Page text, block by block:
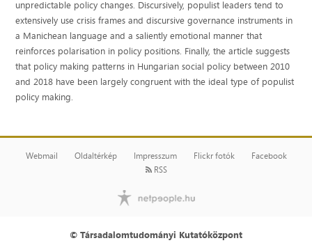
unpredictable policy changes. Discursively, populist leaders tend to
extensively use crisis frames and discursive governance instruments in
a Manichean language and a saliently emotional manner that
reinforces polarisation in policy positions. Finally, the article suggests
that policy making patterns in Hungarian social policy between 2010
and 2018 have been largely congruent with the ideal type of populist
policy making.
Webmail Oldaltérkép Impresszum Flickr fotók
Facebook
RSS
© Társadalomtudományi Kutatóközpont